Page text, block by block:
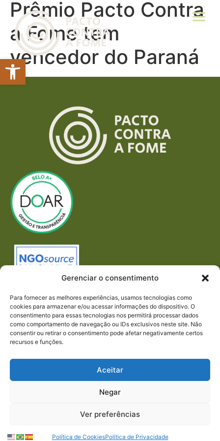
Abrir a barra de ferramentas
Gerenciar o consentimento
Para fornecer as melhores experiências, usamos tecnologias como
cookies para armazenar e/ou acessar informações do dispositivo. O
consentimento para essas tecnologias nos permitirá processar dados
como comportamento de navegação ou IDs exclusivos neste site. Não
consentir ou retirar o consentimento pode afetar negativamente certos
recursos e funções.
Aceitar
Negar
Ver preferências
Política de CookiesPolítica de Privacidade
Prêmio Pacto Contra
a Fome tem
vencedor do Paraná
REDES SOCIAIS
DIREITOS RESERVADOS.